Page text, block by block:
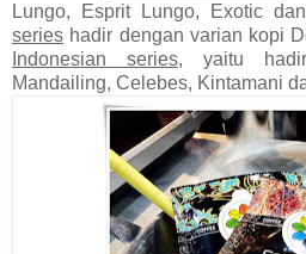
Lungo, Esprit Lungo, Exotic
series hadir dengan varian kopi
Indonesian series, yaitu
Mandailing, Celebes, Kintamani